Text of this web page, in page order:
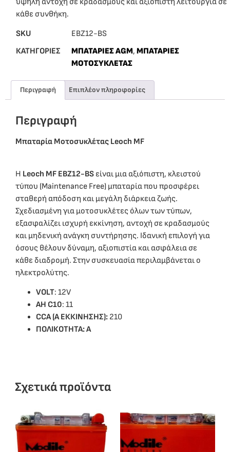
κάθε συνθήκη.
SKU
EBZ12-BS
ΚΑΤΗΓΟΡΙΕΣ
ΜΠΑΤΑΡΙΕΣ AGM, ΜΠΑΤΑΡΙΕΣ
ΜΟΤΟΣΥΚΛΕΤΑΣ
Περιγραφή Επιπλέον πληροφορίες
Περιγραφή
Μπαταρία Μοτοσυκλέτας Leoch MF
Η Leoch MF EBZ12-BS είναι μια αξιόπιστη, κλειστού
τύπου (Maintenance Free) μπαταρία που προσφέρει
σταθερή απόδοση και μεγάλη διάρκεια ζωής.
Σχεδιασμένη για μοτοσυκλέτες όλων των τύπων,
εξασφαλίζει ισχυρή εκκίνηση, αντοχή σε κραδασμούς
και μηδενική ανάγκη συντήρησης. Ιδανική επιλογή για
όσους θέλουν δύναμη, αξιοπιστία και ασφάλεια σε
κάθε διαδρομή. Στην συσκευασία περιλαμβάνεται ο
ηλεκτρολύτης.
VOLT: 12V
ΑΗ C10: 11
CCA (Α ΕΚΚΙΝΗΣΗΣ): 210
ΠΟΛΙΚΟΤΗΤΑ: A
Σχετικά προϊόντα